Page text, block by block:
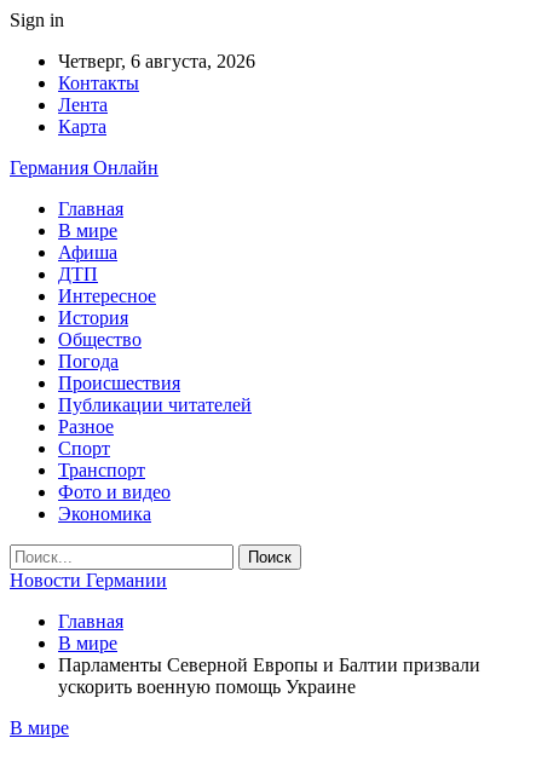
Sign in
Четверг, 6 августа, 2026
Контакты
Лента
Карта
Германия Онлайн
Главная
В мире
Афиша
ДТП
Интересное
История
Общество
Погода
Происшествия
Публикации читателей
Разное
Спорт
Транспорт
Фото и видео
Экономика
Новости Германии
Главная
В мире
Парламенты Северной Европы и Балтии призвали
ускорить военную помощь Украине
В мире